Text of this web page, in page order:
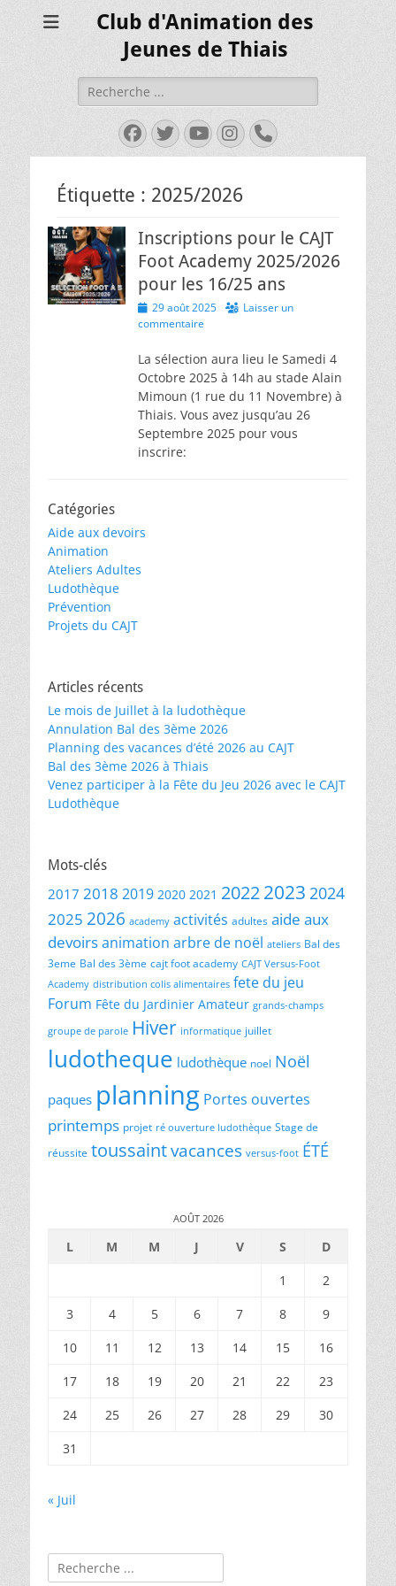
Club d'Animation des
Jeunes de Thiais
Rechercher :
Facebook
Twitter
YouTube
Instagram
Tél
Étiquette : 2025/2026
Inscriptions pour le CAJT
Foot Academy 2025/2026
pour les 16/25 ans
Posted
on
29 août 2025
Laisser un
commentaire
La sélection aura lieu le Samedi 4
Octobre 2025 à 14h au stade Alain
Mimoun (1 rue du 11 Novembre) à
Thiais. Vous avez jusqu’au 26
Septembre 2025 pour vous
inscrire:
Catégories
Aide aux devoirs
Animation
Ateliers Adultes
Ludothèque
Prévention
Projets du CAJT
Articles récents
Le mois de Juillet à la ludothèque
Annulation Bal des 3ème 2026
Planning des vacances d’été 2026 au CAJT
Bal des 3ème 2026 à Thiais
Venez participer à la Fête du Jeu 2026 avec le CAJT
Ludothèque
Mots-clés
2017 2018 2019 2020 2021 20222023 2024
2025 2026 academy activités adultes aide aux
devoirsanimation arbre de noël ateliers Bal des
3eme Bal des 3ème cajt foot academy CAJT Versus-Foot
Academy distribution colis alimentaires fete du jeu
Forum Fête du Jardinier Amateur grands-champs
groupe de parole Hiver informatique juillet
ludotheque ludothèque noel Noël
paques planning Portes ouvertes
printemps projet ré ouverture ludothèque Stage de
réussite toussaintvacances versus-foot ÉTÉ
AOÛT 2026
L M M J V S
D
1
2
3
4 5 6 7 8
9
10
11 12 13 14 15
16
17
18 19 20 21 22
23
24
25 26 27 28 29
30
31
« Juil
Rechercher :